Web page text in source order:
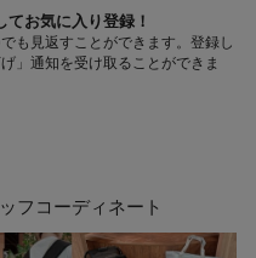
てお気に入り登録！
も見返すことができます。登録し
」通知を受け取ることができま
フコーディネート